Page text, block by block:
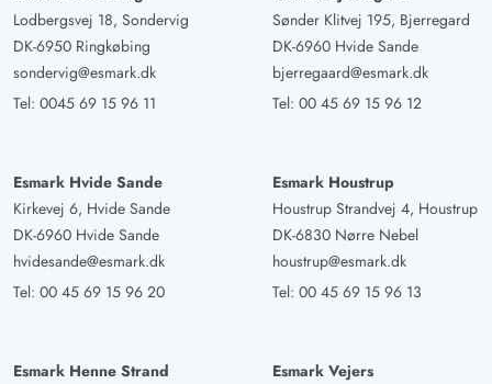
Lodbergsvej 18, Sondervig
DK-6950 Ringkøbing
sondervig@esmark.dk
Tel: 0045 69 15 96 11
Sønder Klitvej 195, Bjerregard
DK-6960 Hvide Sande
bjerregaard@esmark.dk
Tel: 00 45 69 15 96 12
Esmark Hvide Sande
Kirkevej 6, Hvide Sande
DK-6960 Hvide Sande
hvidesande@esmark.dk
Tel: 00 45 69 15 96 20
Esmark Houstrup
Houstrup Strandvej 4, Houstrup
DK-6830 Nørre Nebel
houstrup@esmark.dk
Tel: 00 45 69 15 96 13
Esmark Henne Strand
Esmark Vejers